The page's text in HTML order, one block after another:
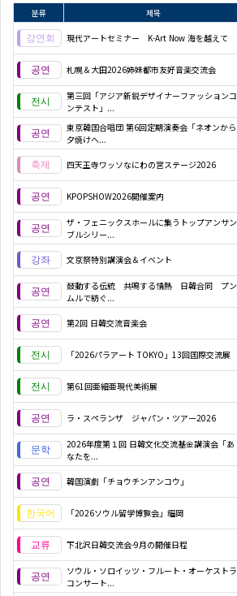
분류 제목
現代アートセミナー K-Art Now 海を越えて
札幌＆大田2026姉妹都市友好音楽交流会
第三回「アジア新鋭デザイナーファッションコ
ンテスト」...
東京韓国合唱団 第6回定期演奏会「ネオンから
夕焼けへ...
四天王寺ワッソなにわの宮ステージ2026
KPOPSHOW2026開催案内
ザ・フェニックスホールに集うトップアンサン
ブルシリー...
文京祭特別講演会＆イベント
鼓動する伝統 共鳴する情熱 日韓合同 プン
ムルで紡ぐ...
第2回 日韓交流音楽会
「2026パラアート TOKYO」13回国際交流展
第61回亜細亜現代美術展
ラ・スペランザ ジャパン・ツアー2026
2026年度第１回 日韓文化交流基金講演会「あ
なたを...
韓国演劇「チョウチンアンコウ」
「2026ソウル留学博覧会」福岡
下北沢日韓交流会-9月の開催日程
ソウル・ソロイッツ・フルート・オーケストラ
コンサート...